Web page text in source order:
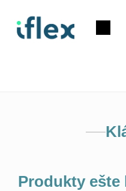
obsah
Produkty ešte